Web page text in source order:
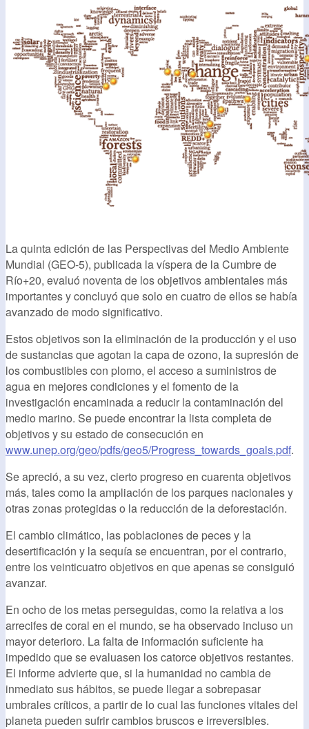
La quinta edición de las Perspectivas del Medio Ambiente
Mundial (GEO-5), publicada la víspera de la Cumbre de
Río+20, evaluó noventa de los objetivos ambientales más
importantes y concluyó que solo en cuatro de ellos se había
avanzado de modo significativo.
Estos objetivos son la eliminación de la producción y el uso
de sustancias que agotan la capa de ozono, la supresión de
los combustibles con plomo, el acceso a suministros de
agua en mejores condiciones y el fomento de la
investigación encaminada a reducir la contaminación del
medio marino. Se puede encontrar la lista completa de
objetivos y su estado de consecución en
www.unep.org/geo/pdfs/geo5/Progress_towards_goals.pdf.
Se apreció, a su vez, cierto progreso en cuarenta objetivos
más, tales como la ampliación de los parques nacionales y
otras zonas protegidas o la reducción de la deforestación.
El cambio climático, las poblaciones de peces y la
desertificación y la sequía se encuentran, por el contrario,
entre los veinticuatro objetivos en que apenas se consiguió
avanzar.
En ocho de los metas perseguidas, como la relativa a los
arrecifes de coral en el mundo, se ha observado incluso un
mayor deterioro. La falta de información suficiente ha
impedido que se evaluasen los catorce objetivos restantes.
El informe advierte que, si la humanidad no cambia de
inmediato sus hábitos, se puede llegar a sobrepasar
umbrales críticos, a partir de lo cual las funciones vitales del
planeta pueden sufrir cambios bruscos e irreversibles.